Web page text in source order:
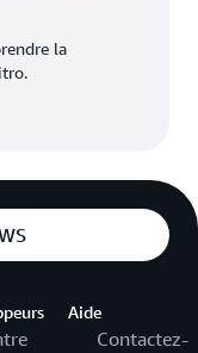
la
Aide
Contactez-